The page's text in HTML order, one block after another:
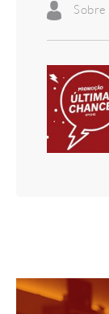
Sobre